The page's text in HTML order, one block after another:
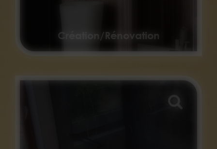
Création/Rénovation